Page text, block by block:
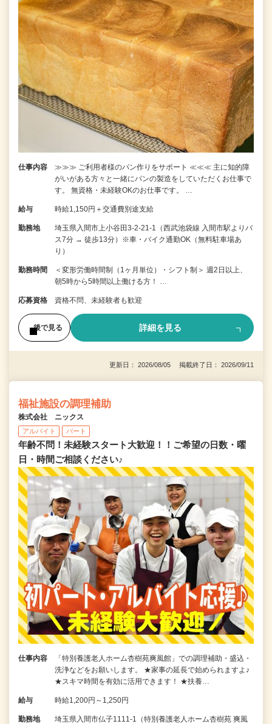
仕事内容
≫≫≫ ご利用者様のパン作りをサポート ≪≪≪ 主に知的障
がいがある方々と一緒にパンの製造をしていただくお仕事で
す。 無資格・未経験OKのお仕事です。 …
給与 時給1,150円＋交通費別途支給
勤務地
埼玉県入間市上小谷田3-2-21-1（西武池袋線 入間市駅よりバ
ス7分 → 徒歩13分）※車・バイク通勤OK（無料駐車場あ
り）
勤務時間
＜変形労働時間制（1ヶ月単位）・シフト制＞ 週2日以上、
朝5時から5時間以上働ける方！ …
応募資格 資格不問、未経験者も歓迎
後で見る 詳細を見る
更新日： 2026/08/05 掲載終了日： 2026/09/11
福祉施設の調理補助
株式会社 ニックス
アルバイト パート
年齢不問！未経験スタート大歓迎！！ご希望の日数・曜
日・時間ご相談ください♪
仕事内容
「特別養護老人ホーム杏樹苑爽風館」での調理補助・盛込・
洗浄などをお願いします。 ★家事の延長で始められますよ♪
★スキマ時間を有効に活用できます！ ★扶養…
給与 時給1,200円～1,250円
勤務地
埼玉県入間市仏子1111-1（特別養護老人ホーム杏樹苑 爽風